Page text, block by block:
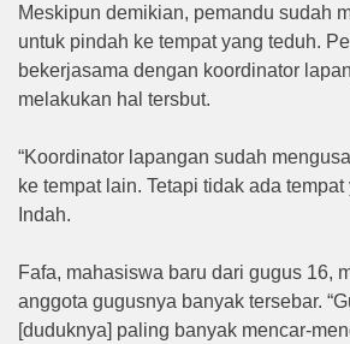
Meskipun demikian, pemandu sudah
untuk pindah ke tempat yang teduh.
bekerjasama dengan koordinator
melakukan hal tersbut.
“Koordinator lapangan sudah
ke tempat lain. Tetapi tidak ada tempat
Indah.
Fafa, mahasiswa baru dari gugus 16,
anggota gugusnya banyak tersebar.
[duduknya] paling banyak mencar-